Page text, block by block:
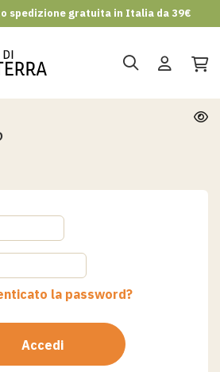
spedizione gratuita in Italia da 39€
la password?
Accedi